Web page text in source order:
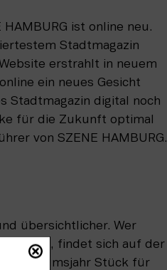
ist online neu.
Stadtmagazin
erstrahlt in neuem
ein neues Gesicht
Stadtmagazin digital noch
für die Zukunft optimal
von SZENE HAMBURG.
übersichtlicher. Wer
sucht, findet sich auf der
Jubiläumsjahr Stück für